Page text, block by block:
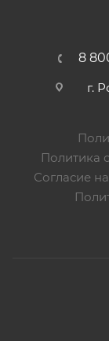
8
г.
Политика
Согласие